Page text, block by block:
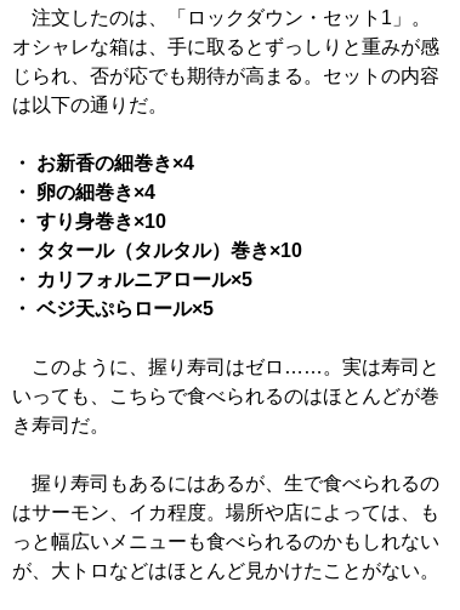
注文したのは、「ロックダウン・セット1」。
オシャレな箱は、手に取るとずっしりと重みが感
じられ、否が応でも期待が高まる。セットの内容
は以下の通りだ。
・ お新香の細巻き×4
・ 卵の細巻き×4
・ すり身巻き×10
・ タタール（タルタル）巻き×10
・ カリフォルニアロール×5
・ ベジ天ぷらロール×5
このように、握り寿司はゼロ……。実は寿司と
いっても、こちらで食べられるのはほとんどが巻
き寿司だ。
握り寿司もあるにはあるが、生で食べられるの
はサーモン、イカ程度。場所や店によっては、も
っと幅広いメニューも食べられるのかもしれない
が、大トロなどはほとんど見かけたことがない。